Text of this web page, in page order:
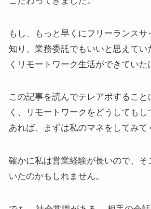
もし、もっと早くにフリーランスサ
知り、業務委託でもいいと思えてい
くリモートワーク生活ができていた
この記事を読んでテレアポすること
く、リモートワークをどうしてもし
あれば、まずは私のマネをしてみて
確かに私は営業経験が長いので、そ
いたのかもしれません。